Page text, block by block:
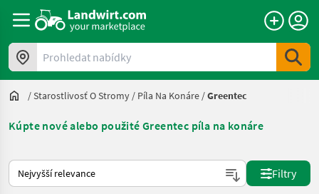
Prohledat nabídky
/Starostlivosť O Stromy / Píla Na Konáre /Greentec
Kúpte nové alebo použité Greentec píla na konáre
Takto se řadí nabídky na Landwirt.com
Filtry